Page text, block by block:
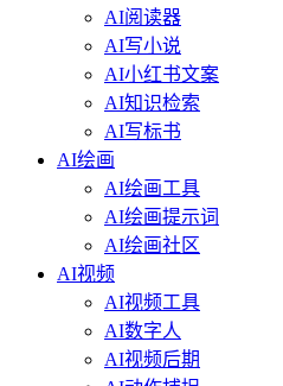
AI阅读器
AI写小说
AI小红书文案
AI知识检索
AI写标书
AI绘画
AI绘画工具
AI绘画提示词
AI绘画社区
AI视频
AI视频工具
AI数字人
AI视频后期